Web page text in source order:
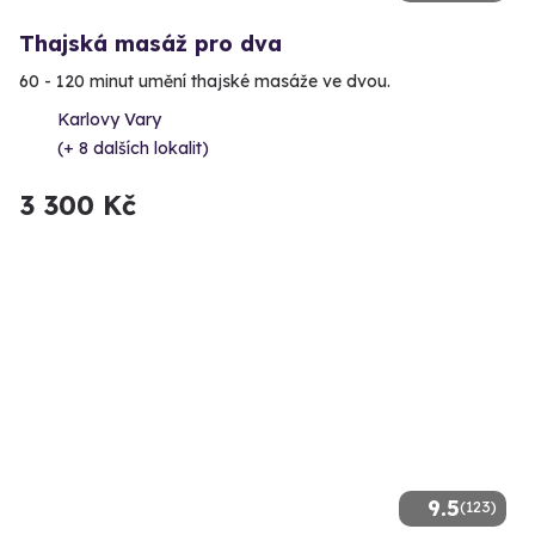
Thajská masáž pro dva
60 - 120 minut umění thajské masáže ve dvou.
Karlovy Vary
(+ 8 dalších lokalit)
3 300 Kč
9.5(123)